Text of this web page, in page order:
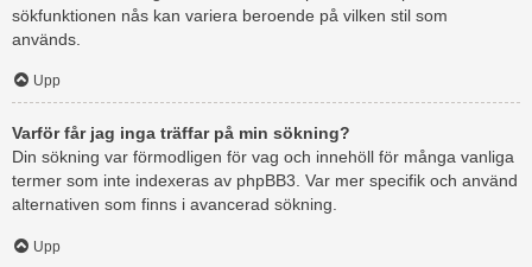
sökfunktionen nås kan variera beroende på vilken stil som
används.
Upp
Varför får jag inga träffar på min sökning?
Din sökning var förmodligen för vag och innehöll för många vanliga
termer som inte indexeras av phpBB3. Var mer specifik och använd
alternativen som finns i avancerad sökning.
Upp